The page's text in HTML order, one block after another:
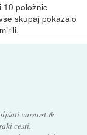
10 položnic
skupaj pokazalo
varnost &
cesti.